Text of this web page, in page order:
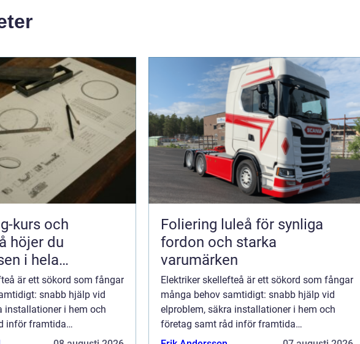
kurs och
höjer du
i hela
är ett sökord som fångar
snabb hjälp vid
installationer i hem och
inför framtida
laddboxar och
Foliering luleå för synliga
fordon och starka
varumärken
Elektriker skellefteå är ett sökord som fångar
många behov samtidigt: snabb hjälp vid
elproblem, säkra installationer i hem och
företag samt råd inför framtida
investeringar som laddboxar och